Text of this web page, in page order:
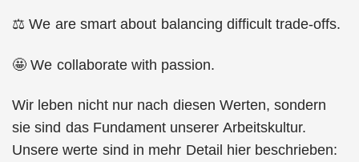
⚖️ We are smart about balancing difficult trade-offs.
🤩 We collaborate with passion.
Wir leben nicht nur nach diesen Werten, sondern
sie sind das Fundament unserer Arbeitskultur.
Unsere werte sind in mehr Detail hier beschrieben: